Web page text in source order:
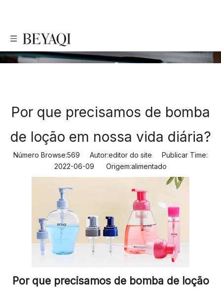
Por que precisamos de bomba
de loção em nossa vida diária?
Número Browse:569 Autor:editor do site Publicar Time:
2022-06-09 Origem:alimentado
Por que precisamos de bomba de loção